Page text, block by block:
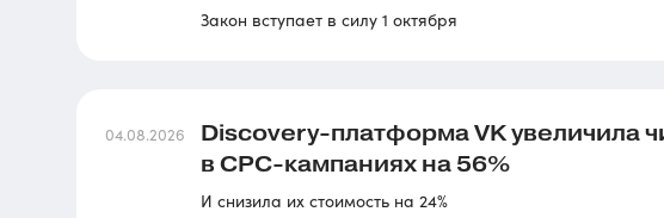
Закон вступает в силу 1 октября
04.08.2026
Discovery-платформа VK увеличила
в CPC-кампаниях на 56%
И снизила их стоимость на 24%